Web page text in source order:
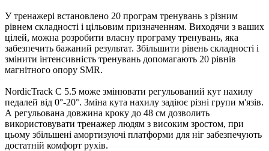
У тренажері встановлено 20 програм тренувань з різним
рівнем складності і цільовим призначенням. Виходячи з ваших
цілей, можна розробити власну програму тренувань, яка
забезпечить бажаний результат. Збільшити рівень складності і
змінити інтенсивність тренувань допомагають 20 рівнів
магнітного опору SMR.
NordicTrack C 5.5 може змінювати регульований кут нахилу
педалей від 0°-20°. Зміна кута нахилу задіює різні групи м'язів.
А регульована довжина кроку до 48 см дозволить
використовувати тренажер людям з високим зростом, при
цьому збільшені амортизуючі платформи для ніг забезпечують
достатній комфорт рухів.